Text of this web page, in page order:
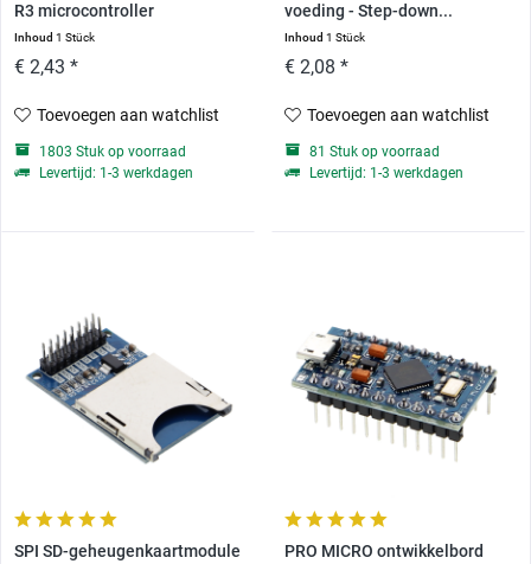
R3 microcontroller
Inhoud1 Stück
€ 2,43 *
Toevoegen aan watchlist
1803 Stuk op voorraad
Levertijd: 1-3 werkdagen
voeding - Step-down...
Inhoud 1 Stück
€ 2,08 *
Toevoegen aan watchlist
81 Stuk op voorraad
Levertijd: 1-3 werkdagen
SPI SD-geheugenkaartmodule
PRO MICRO ontwikkelbord